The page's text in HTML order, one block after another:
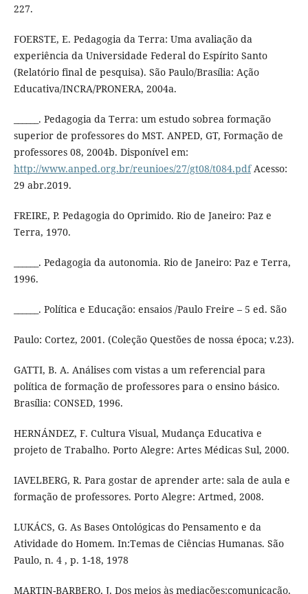
227.
FOERSTE, E. Pedagogia da Terra: Uma avaliação da
experiência da Universidade Federal do Espírito Santo
(Relatório final de pesquisa). São Paulo/Brasília: Ação
Educativa/INCRA/PRONERA, 2004a.
______. Pedagogia da Terra: um estudo sobrea formação
superior de professores do MST. ANPED, GT, Formação de
professores 08, 2004b. Disponível em:
http://www.anped.org.br/reunioes/27/gt08/t084.pdfAcesso:
29 abr.2019.
FREIRE, P. Pedagogia do Oprimido. Rio de Janeiro: Paz e
Terra, 1970.
______. Pedagogia da autonomia. Rio de Janeiro: Paz e Terra,
1996.
______. Política e Educação: ensaios /Paulo Freire – 5 ed. São
Paulo: Cortez, 2001. (Coleção Questões de nossa época; v.23).
GATTI, B. A. Análises com vistas a um referencial para
política de formação de professores para o ensino básico.
Brasília: CONSED, 1996.
HERNÁNDEZ, F. Cultura Visual, Mudança Educativa e
projeto de Trabalho. Porto Alegre: Artes Médicas Sul, 2000.
IAVELBERG, R. Para gostar de aprender arte: sala de aula e
formação de professores. Porto Alegre: Artmed, 2008.
LUKÁCS, G. As Bases Ontológicas do Pensamento e da
Atividade do Homem. In:Temas de Ciências Humanas. São
Paulo, n. 4 , p. 1-18, 1978
MARTIN-BARBERO, J. Dos meios às mediações:comunicação,